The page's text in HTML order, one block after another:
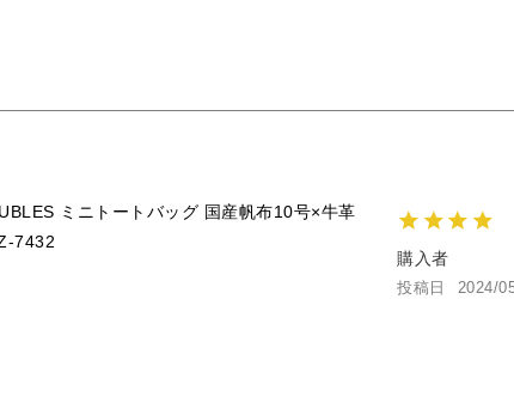
ミニトートバッグ 国産帆布10号×牛革
7432
購入者
投稿日 2024/